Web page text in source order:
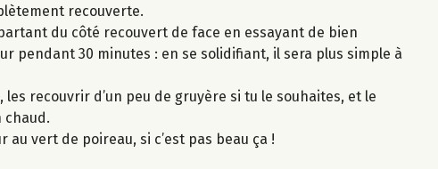
recouverte.
du côté recouvert de face en essayant de bien
pendant 30 minutes : en se solidifiant, il sera plus simple à
recouvrir d’un peu de gruyère si tu le souhaites, et le
chaud.
vert de poireau, si c’est pas beau ça !